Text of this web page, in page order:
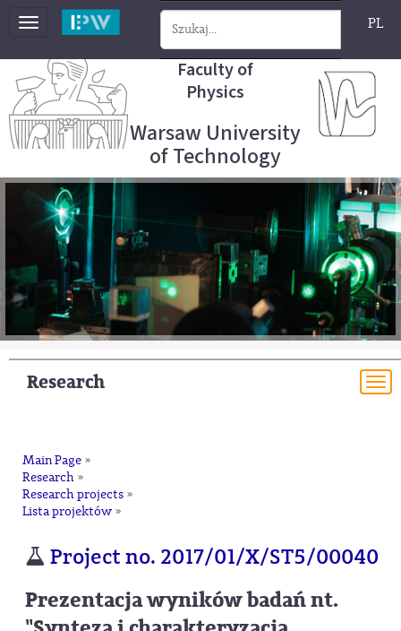
Toggle
PL
Faculty of
Physics
Warsaw University
of Technology
Research
Main Page »
Research »
Research projects »
Lista projektów »
Project no. 2017/01/X/ST5/00040
Prezentacja wyników badań nt.